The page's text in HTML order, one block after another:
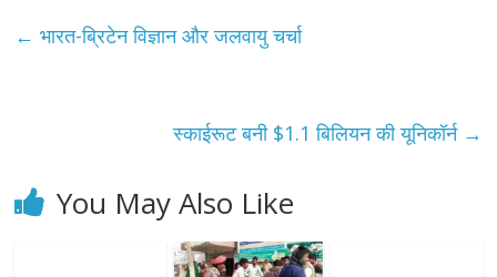
← भारत-ब्रिटेन विज्ञान और जलवायु चर्चा
स्काईरूट बनी $1.1 बिलियन की यूनिकॉर्न →
You May Also Like